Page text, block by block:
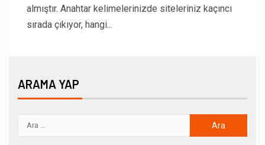
almıştır. Anahtar kelimelerinizde siteleriniz kaçıncı
sırada çıkıyor, hangi...
ARAMA YAP